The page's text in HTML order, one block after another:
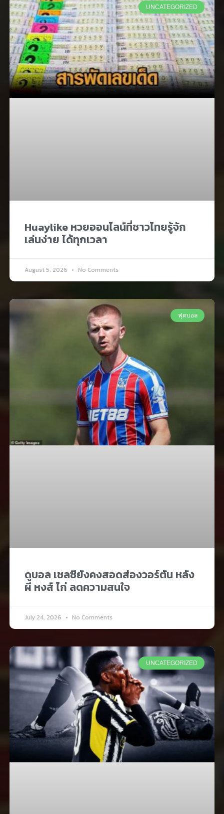
UNCATEGORIZED
Huaylike หวยออนไลน์ที่ชาวไทยรู้จัก
เล่นง่าย ได้ทุกเวลา
August 5, 2026 No Comments
ฟุตบอล
ดูบอล เชลซียังคงสอดส่องวอร์ตัน หลัง
ผี หงส์ ไก่ ลดความสนใจ
July 24, 2026 No Comments
UNCATEGORIZED